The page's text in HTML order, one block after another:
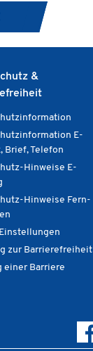
16247-2
&
E-
Brief, Telefon
Hinweise E-
Hinweise Fern-
zur Barrierefreiheit
einer Barriere